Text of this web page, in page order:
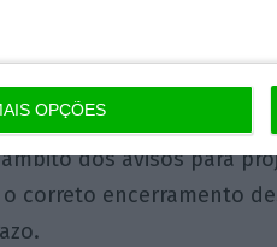
OPÇÕES
que será possível obter a
2030, pelo que,
dos avisos para
correto encerramento